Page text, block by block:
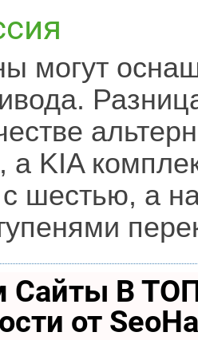
могут
а KIA
шестью, а
Сайты В
от